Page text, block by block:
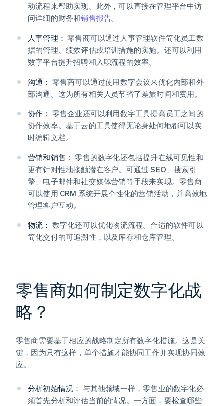
动流程来帮助实现。此外，可以直接在管理平台中访
问详细的财务和销售报告。
人事管理： 零售商可以通过人事管理软件简化员工数
据的管理、绩效评估或培训措施的实施。还可以利用
数字平台提升招聘和入职流程的效率。
沟通： 零售商可以通过使用数字会议来优化内部和外
部沟通。这为所有相关人员节省了差旅时间和费用。
协作： 零售企业还可以利用数字工具提高员工之间的
协作效率。基于云的工具使得无论身处何地都可以实
时编辑文档。
营销和销售： 零售的数字化还包括提升在线可见性和
更有针对性地接触潜在客户。可通过 SEO、搜索引
擎、电子邮件和社交媒体营销等手段来实现。零售商
可以使用 CRM 系统开展个性化的营销活动，并高效地
管理客户互动。
物流： 数字化还可以优化物流流程。合适的软件可以
简化交付的可追溯性，以及库存和仓库管理。
零售商如何制定数字化战
略？
零售商需要基于相应的战略制定所有数字化措施。这是关
键，因为只有这样，单个措施才能协同工作并实现协同效
应。
分析初始情况： 与其他领域一样，零售业的数字化必
须首先分析和评估当前的情况。一方面，要检查哪些